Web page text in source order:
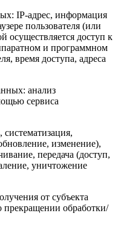
IP-адрес, информация
пользователя (или
осуществляется доступ к
и программном
время доступа, адреса
анализ
сервиса
изменение),
передача (доступ,
уничтожение
от субъекта
прекращении обработки/